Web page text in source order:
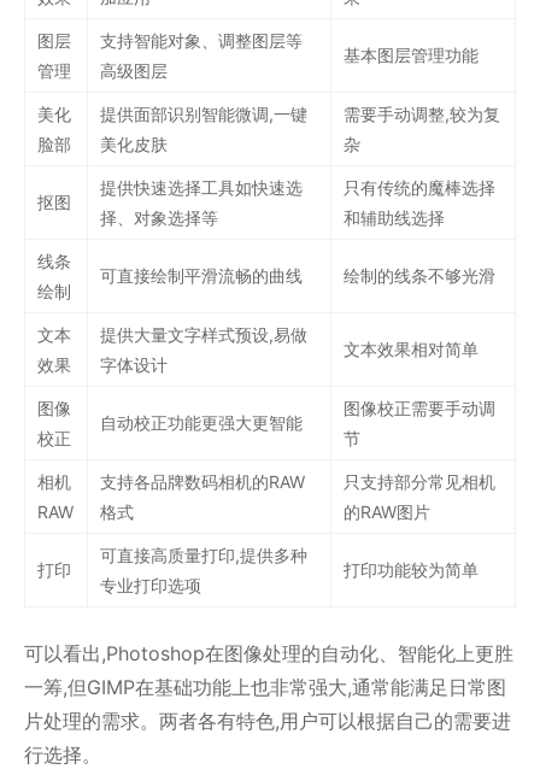
图层
管理
支持智能对象、调整图层等
高级图层
基本图层管理功能
美化
脸部
提供面部识别智能微调,一键
美化皮肤
需要手动调整,较为复
杂
抠图
提供快速选择工具如快速选
择、对象选择等
只有传统的魔棒选择
和辅助线选择
线条
绘制
可直接绘制平滑流畅的曲线 绘制的线条不够光滑
文本
效果
提供大量文字样式预设,易做
字体设计
文本效果相对简单
图像
校正
自动校正功能更强大更智能
图像校正需要手动调
节
相机
RAW
支持各品牌数码相机的RAW
格式
只支持部分常见相机
的RAW图片
打印
可直接高质量打印,提供多种
专业打印选项
打印功能较为简单
可以看出,Photoshop在图像处理的自动化、智能化上更胜
一筹,但GIMP在基础功能上也非常强大,通常能满足日常图
片处理的需求。两者各有特色,用户可以根据自己的需要进
行选择。